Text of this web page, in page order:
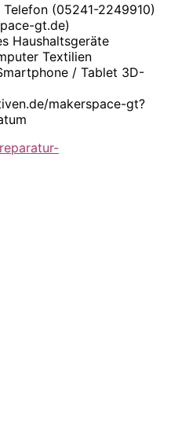
(05241-2249910)
gt.de)
Haushaltsgeräte
Textilien
/ Tablet 3D-
makerspace-gt?